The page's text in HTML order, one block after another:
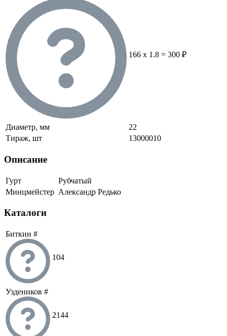
166 x 1.8 = 300 ₽
Диаметр, мм
22
Тираж, шт
13000010
Описание
Гурт
Рубчатый
Минцмейстер Александр Редько
Каталоги
Биткин #
104
Уздеников #
2144